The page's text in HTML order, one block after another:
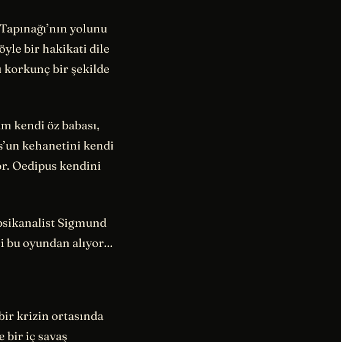
yolunu
bir hakikati dile
korkunç bir şekilde
kendi öz babası,
kehanetini kendi
Oedipus kendini
Sigmund
bu oyundan alıyor…
krizin ortasında
bir iç savaş